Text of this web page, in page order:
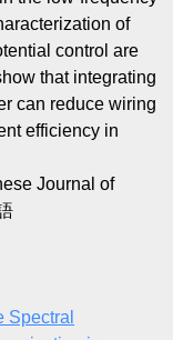
of
control are
that integrating
can reduce wiring
efficiency in
Journal of
Spectral